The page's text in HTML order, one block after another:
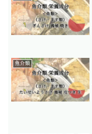
魚介類